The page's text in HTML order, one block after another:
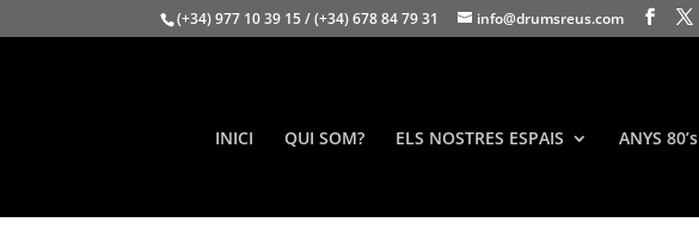
(+34) 977 10 39 15 / (+34) 678 84 79 31 info@drumsreus.com
INICI QUI SOM? ELS NOSTRES ESPAIS ANYS 80’s